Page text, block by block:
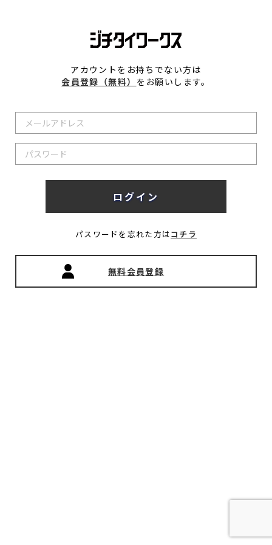
アカウントをお持ちでない方は
会員登録（無料） をお願いします。
パスワードを忘れた方はコチラ
無料会員登録